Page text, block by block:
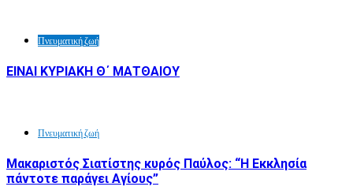
Πνευματική ζωή
ΕΙΝΑΙ ΚΥΡΙΑΚΗ Θ΄ ΜΑΤΘΑΙΟΥ
Πνευματική ζωή
Μακαριστός Σιατίστης κυρός Παύλος: “Η Εκκλησία
πάντοτε παράγει Αγίους”